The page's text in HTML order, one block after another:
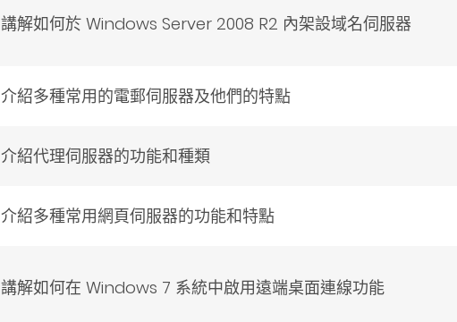
講解如何於 Windows Server 2008 R2 內架設域名伺服器
介紹多種常用的電郵伺服器及他們的特點
介紹代理伺服器的功能和種類
介紹多種常用網頁伺服器的功能和特點
講解如何在 Windows 7 系統中啟用遠端桌面連線功能